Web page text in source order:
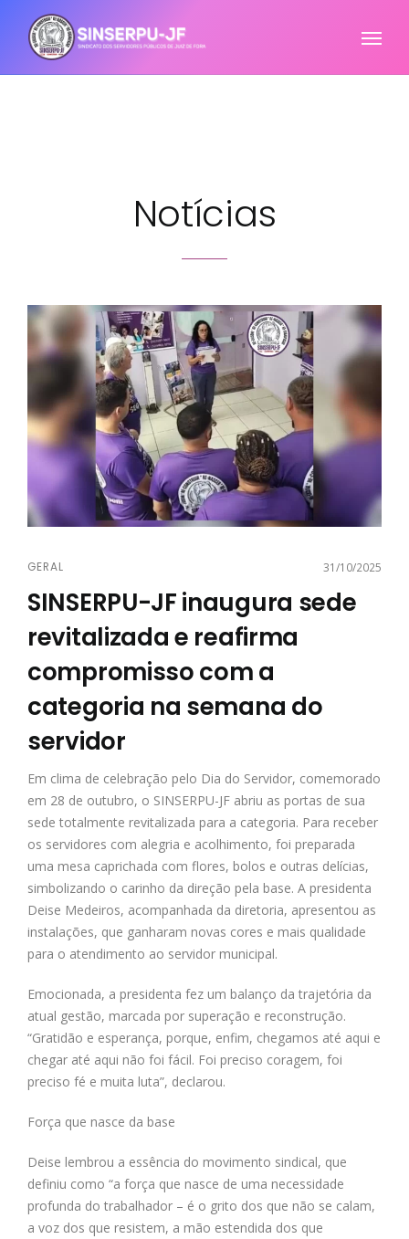
Notícias
GERAL 31/10/2025
SINSERPU-JF inaugura sede
revitalizada e reafirma
compromisso com a
categoria na semana do
servidor
Em clima de celebração pelo Dia do Servidor, comemorado
em 28 de outubro, o SINSERPU-JF abriu as portas de sua
sede totalmente revitalizada para a categoria. Para receber
os servidores com alegria e acolhimento, foi preparada
uma mesa caprichada com flores, bolos e outras delícias,
simbolizando o carinho da direção pela base. A presidenta
Deise Medeiros, acompanhada da diretoria, apresentou as
instalações, que ganharam novas cores e mais qualidade
para o atendimento ao servidor municipal.
Emocionada, a presidenta fez um balanço da trajetória da
atual gestão, marcada por superação e reconstrução.
“Gratidão e esperança, porque, enfim, chegamos até aqui e
chegar até aqui não foi fácil. Foi preciso coragem, foi
preciso fé e muita luta”, declarou.
Força que nasce da base
Deise lembrou a essência do movimento sindical, que
definiu como “a força que nasce de uma necessidade
profunda do trabalhador – é o grito dos que não se calam,
a voz dos que resistem, a mão estendida dos que